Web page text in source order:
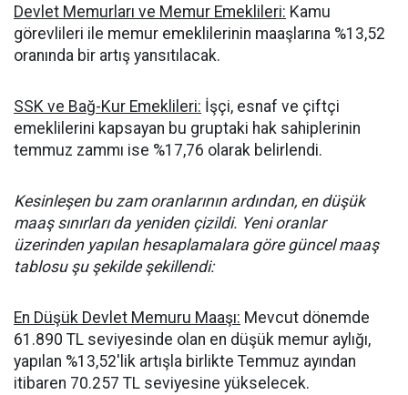
Devlet Memurları ve Memur Emeklileri: Kamu
görevlileri ile memur emeklilerinin maaşlarına %13,52
oranında bir artış yansıtılacak.
SSK ve Bağ-Kur Emeklileri: İşçi, esnaf ve çiftçi
emeklilerini kapsayan bu gruptaki hak sahiplerinin
temmuz zammı ise %17,76 olarak belirlendi.
Kesinleşen bu zam oranlarının ardından, en düşük
maaş sınırları da yeniden çizildi. Yeni oranlar
üzerinden yapılan hesaplamalara göre güncel maaş
tablosu şu şekilde şekillendi:
En Düşük Devlet Memuru Maaşı: Mevcut dönemde
61.890 TL seviyesinde olan en düşük memur aylığı,
yapılan %13,52'lik artışla birlikte Temmuz ayından
itibaren 70.257 TL seviyesine yükselecek.